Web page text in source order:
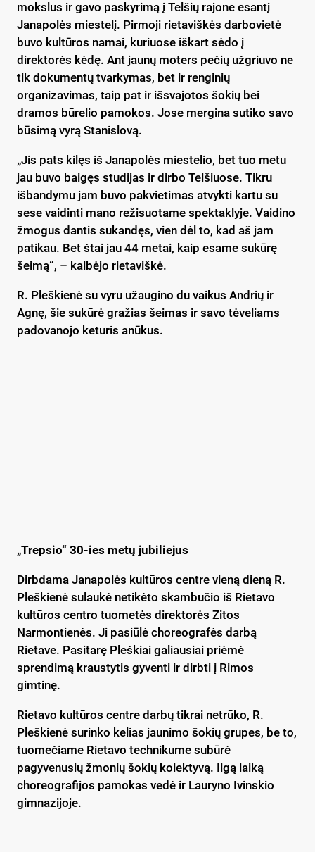
mokslus ir gavo paskyrimą į Telšių rajone esantį
Janapolės miestelį. Pirmoji rietaviškės darbovietė
buvo kultūros namai, kuriuose iškart sėdo į
direktorės kėdę. Ant jaunų moters pečių užgriuvo ne
tik dokumentų tvarkymas, bet ir renginių
organizavimas, taip pat ir išsvajotos šokių bei
dramos būrelio pamokos. Jose mergina sutiko savo
būsimą vyrą Stanislovą.
„Jis pats kilęs iš Janapolės miestelio, bet tuo metu
jau buvo baigęs studijas ir dirbo Telšiuose. Tikru
išbandymu jam buvo pakvietimas atvykti kartu su
sese vaidinti mano režisuotame spektaklyje. Vaidino
žmogus dantis sukandęs, vien dėl to, kad aš jam
patikau. Bet štai jau 44 metai, kaip esame sukūrę
šeimą“, – kalbėjo rietaviškė.
R. Pleškienė su vyru užaugino du vaikus Andrių ir
Agnę, šie sukūrė gražias šeimas ir savo tėveliams
padovanojo keturis anūkus.
„Trepsio“ 30-ies metų jubiliejus
Dirbdama Janapolės kultūros centre vieną dieną R.
Pleškienė sulaukė netikėto skambučio iš Rietavo
kultūros centro tuometės direktorės Zitos
Narmontienės. Ji pasiūlė choreografės darbą
Rietave. Pasitarę Pleškiai galiausiai priėmė
sprendimą kraustytis gyventi ir dirbti į Rimos
gimtinę.
Rietavo kultūros centre darbų tikrai netrūko, R.
Pleškienė surinko kelias jaunimo šokių grupes, be to,
tuomečiame Rietavo technikume subūrė
pagyvenusių žmonių šokių kolektyvą. Ilgą laiką
choreografijos pamokas vedė ir Lauryno Ivinskio
gimnazijoje.